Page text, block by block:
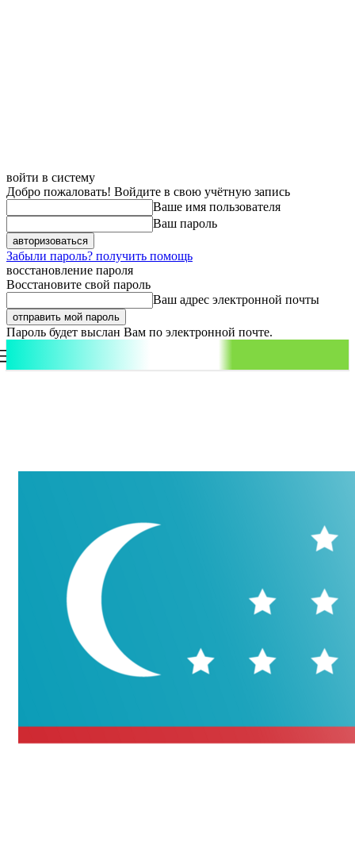
войти в систему
Добро пожаловать! Войдите в свою учётную запись
Ваше имя пользователя
Ваш пароль
Забыли пароль? получить помощь
восстановление пароля
Восстановите свой пароль
Ваш адрес электронной почты
Пароль будет выслан Вам по электронной почте.